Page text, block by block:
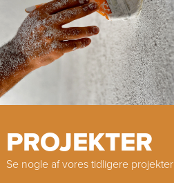
PROJEKTER
Se nogle af vores tidligere projekter